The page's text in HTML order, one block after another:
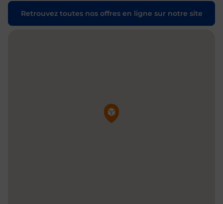
Retrouvez toutes nos offres en ligne sur notre site
Pin de la carte